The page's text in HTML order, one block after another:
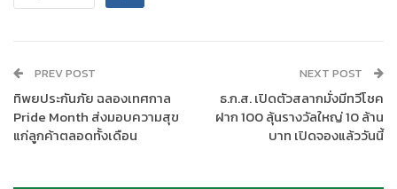
PREV POST
ทิพยประกันภัย ฉลองเทศกาล
Pride Month ส่งมอบความสุข
แก่ลูกค้าตลอดทั้งเดือน
NEXT POST
ธ.ก.ส. เปิดตัวสลากมั่งมีทวีโชค
ฝาก 100 ลุ้นรางวัลใหญ่ 10 ล้าน
บาท เปิดจองแล้ววันนี้